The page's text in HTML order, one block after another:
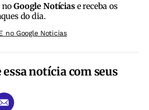
noGoogle Notíciase receba os
do dia.
no Google Noticias
notícia com seus